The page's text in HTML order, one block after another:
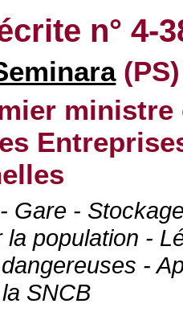
n° 4-
(PS)
Gare -
la population -
-
SNCB